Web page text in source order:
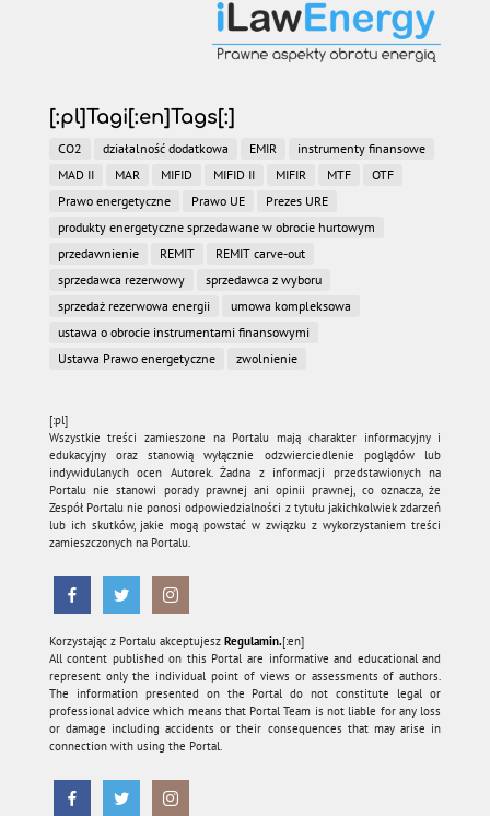
[:pl]Tagi[:en]Tags[:]
CO2 działalność dodatkowa EMIR
instrumenty finansowe
MAD II
MAR MIFID MIFID II MIFIR MTF
OTF
Prawo energetyczne
Prawo UE
Prezes URE
produkty energetyczne sprzedawane w obrocie hurtowym
przedawnienie
REMIT
REMIT carve-out
sprzedawca rezerwowy
sprzedawca z wyboru
sprzedaż rezerwowa energii
umowa kompleksowa
ustawa o obrocie instrumentami finansowymi
Ustawa Prawo energetyczne
zwolnienie
[:pl]
Wszystkie treści zamieszone na Portalu mają charakter informacyjny i
edukacyjny oraz stanowią wyłącznie odzwierciedlenie poglądów lub
indywidulanych ocen Autorek. Żadna z informacji przedstawionych na
Portalu nie stanowi porady prawnej ani opinii prawnej, co oznacza, że
Zespół Portalu nie ponosi odpowiedzialności z tytułu jakichkolwiek zdarzeń
lub ich skutków, jakie mogą powstać w związku z wykorzystaniem treści
zamieszczonych na Portalu.
Korzystając z Portalu akceptujesz Regulamin.[:en]
All content published on this Portal are informative and educational and
represent only the individual point of views or assessments of authors.
The information presented on the Portal do not constitute legal or
professional advice which means that Portal Team is not liable for any loss
or damage including accidents or their consequences that may arise in
connection with using the Portal.